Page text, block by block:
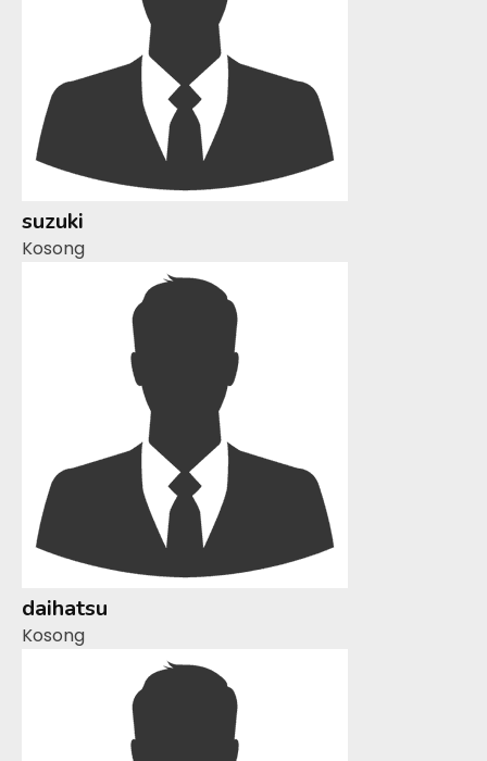
suzuki
Kosong
daihatsu
Kosong